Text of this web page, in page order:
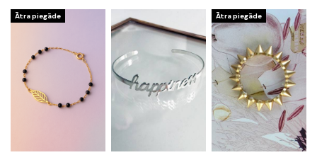
Ātra piegāde Ātra piegāde